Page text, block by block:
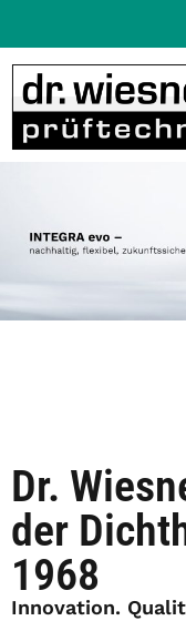
Dr.
der
1968
Innovation.